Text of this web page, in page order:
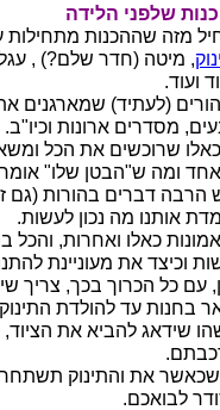
שלפני הלידה
מזה שההכנות מתחילות
, מיטה (חדר שלם?) ,
ועוד.
(לעתיד) שמארגנים
מסדרים ארונות וכיו"ב.
שרוכשים את הכל
ומה ש"הבטן שלו"
הרבה דברים בהורות (גם
אותנו מה נכון לעשות.
כאלו ואחרות,
וכיצד את מעוניינת
עם כל הכרוך בכך, צריך
בחנות עד להולדת התינוק,
שידאג להביא את
את והתינוק
לבואכם.